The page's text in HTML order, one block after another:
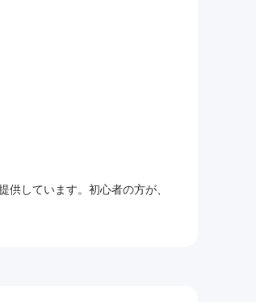
しています。初心者の方が、